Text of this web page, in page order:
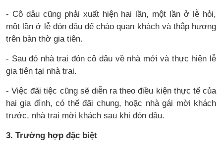
- Cô dâu cũng phải xuất hiện hai lần, một lần ở lễ hỏi,
một lần ở lễ đón dâu để chào quan khách và thắp hương
trên bàn thờ gia tiên.
- Sau đó nhà trai đón cô dâu về nhà mới và thực hiện lễ
gia tiên tại nhà trai.
- Việc đãi tiệc cũng sẽ diễn ra theo điều kiện thực tế của
hai gia đình, có thể đãi chung, hoặc nhà gái mời khách
trước, nhà trai mời khách sau khi đón dâu.
3. Trường hợp đặc biệt